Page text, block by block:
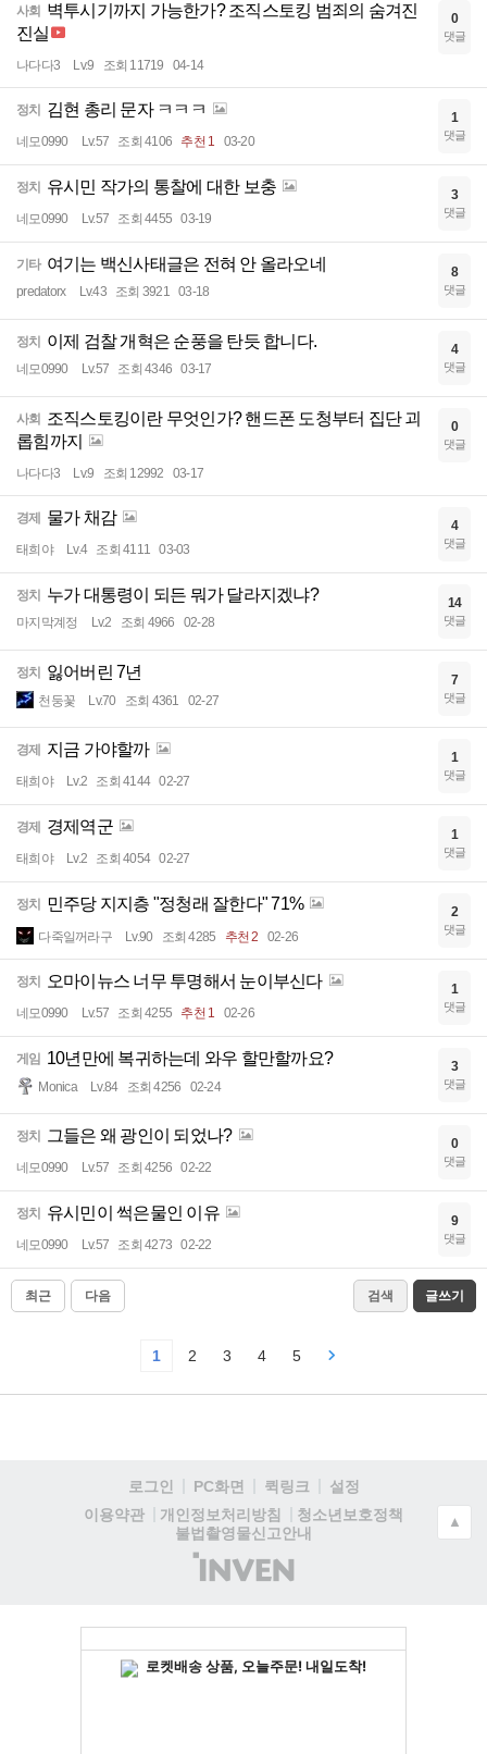
사회
벽투시기까지 가능한가? 조직스토킹 범죄의 숨겨진
진실
나다다3 Lv.9 조회 11719 04-14
0
댓글
정치 김현 총리 문자 ㅋㅋㅋ
네모0990 Lv.57 조회 4106 추천 1 03-20
1
댓글
정치 유시민 작가의 통찰에 대한 보충
네모0990 Lv.57 조회 4455 03-19
3
댓글
기타 여기는 백신사태글은 전혀 안 올라오네
predatorx Lv.43 조회 3921 03-18
8
댓글
정치 이제 검찰 개혁은 순풍을 탄듯 합니다.
네모0990 Lv.57 조회 4346 03-17
4
댓글
사회
조직스토킹이란 무엇인가? 핸드폰 도청부터 집단 괴
롭힘까지
나다다3 Lv.9 조회 12992 03-17
0
댓글
경제 물가 채감
태희야 Lv.4 조회 4111 03-03
4
댓글
정치 누가 대통령이 되든 뭐가 달라지겠냐?
마지막계정 Lv.2 조회 4966 02-28
14
댓글
정치 잃어버린 7년
천둥꽃 Lv.70 조회 4361 02-27
7
댓글
경제 지금 가야할까
태희야 Lv.2 조회 4144 02-27
1
댓글
경제 경제역군
태희야 Lv.2 조회 4054 02-27
1
댓글
정치 민주당 지지층 "정청래 잘한다" 71%
다죽일꺼라구 Lv.90 조회 4285 추천 2 02-26
2
댓글
정치 오마이뉴스 너무 투명해서 눈이부신다
네모0990 Lv.57 조회 4255 추천 1 02-26
1
댓글
게임 10년만에 복귀하는데 와우 할만할까요?
Monica Lv.84 조회 4256 02-24
3
댓글
정치 그들은 왜 광인이 되었나?
네모0990 Lv.57 조회 4256 02-22
0
댓글
정치 유시민이 썩은물인 이유
네모0990 Lv.57 조회 4273 02-22
9
댓글
최근 다음 검색 글쓰기
1 2 3 4 5
로그인 PC화면 퀵링크
설정
이용약관
개인정보처리방침
청소년보호정책
불법촬영물신고안내
(주)
인
▲